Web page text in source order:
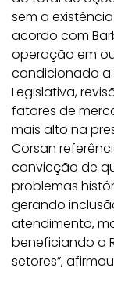
sem a
acordo com
operação em
condicionado a
Legislativa,
fatores de
mais alto na
Corsan
convicção de
problemas
gerando
atendimento,
beneficiando o
setores”,